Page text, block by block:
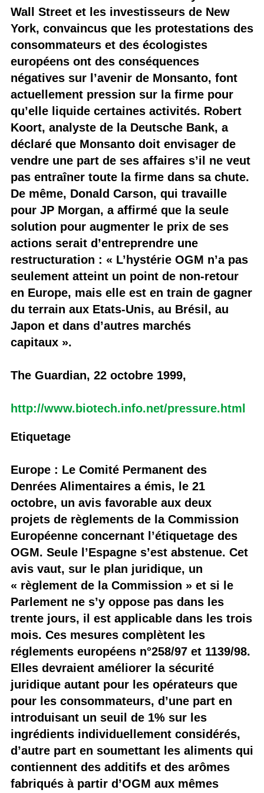
Wall Street et les investisseurs de New
York, convaincus que les protestations des
consommateurs et des écologistes
européens ont des conséquences
négatives sur l’avenir de Monsanto, font
actuellement pression sur la firme pour
qu’elle liquide certaines activités. Robert
Koort, analyste de la Deutsche Bank, a
déclaré que Monsanto doit envisager de
vendre une part de ses affaires s’il ne veut
pas entraîner toute la firme dans sa chute.
De même, Donald Carson, qui travaille
pour JP Morgan, a affirmé que la seule
solution pour augmenter le prix de ses
actions serait d’entreprendre une
restructuration : « L’hystérie OGM n’a pas
seulement atteint un point de non-retour
en Europe, mais elle est en train de gagner
du terrain aux Etats-Unis, au Brésil, au
Japon et dans d’autres marchés
capitaux ».
The Guardian, 22 octobre 1999,
http://www.biotech.info.net/pressure.html
Etiquetage
Europe : Le Comité Permanent des
Denrées Alimentaires a émis, le 21
octobre, un avis favorable aux deux
projets de règlements de la Commission
Européenne concernant l’étiquetage des
OGM. Seule l’Espagne s’est abstenue. Cet
avis vaut, sur le plan juridique, un
« règlement de la Commission » et si le
Parlement ne s’y oppose pas dans les
trente jours, il est applicable dans les trois
mois. Ces mesures complètent les
réglements européens n°258/97 et 1139/98.
Elles devraient améliorer la sécurité
juridique autant pour les opérateurs que
pour les consommateurs, d’une part en
introduisant un seuil de 1% sur les
ingrédients individuellement considérés,
d’autre part en soumettant les aliments qui
contiennent des additifs et des arômes
fabriqués à partir d’OGM aux mêmes